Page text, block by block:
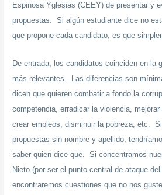
Espinosa Yglesias (CEEY) de presentar y
propuestas. Si algún estudiante dice no
que propone cada candidato, es que
De entrada, los candidatos coinciden en la
más relevantes. Las diferencias son
dicen que quieren combatir a fondo la
competencia, erradicar la violencia,
crear empleos, disminuir la pobreza, etc.
propuestas sin nombre y apellido,
saber quien dice que. Si concentramos
Nieto (por ser el punto central de ataque
encontraremos cuestiones que no nos